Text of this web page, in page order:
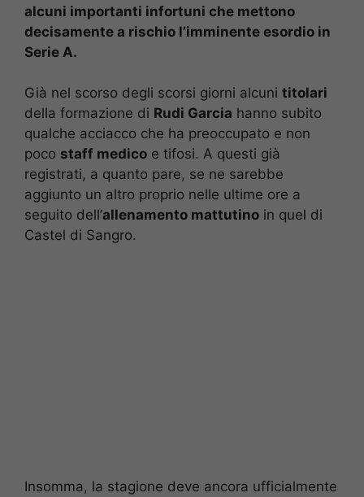
alcuni importanti infortuni che mettono
decisamente a rischio l’imminente esordio in
Serie A.
Già nel scorso degli scorsi giorni alcuni titolari
della formazione di Rudi Garcia hanno subito
qualche acciacco che ha preoccupato e non
poco staff medico e tifosi. A questi già
registrati, a quanto pare, se ne sarebbe
aggiunto un altro proprio nelle ultime ore a
seguito dell’allenamento mattutino in quel di
Castel di Sangro.
Insomma, la stagione deve ancora ufficialmente